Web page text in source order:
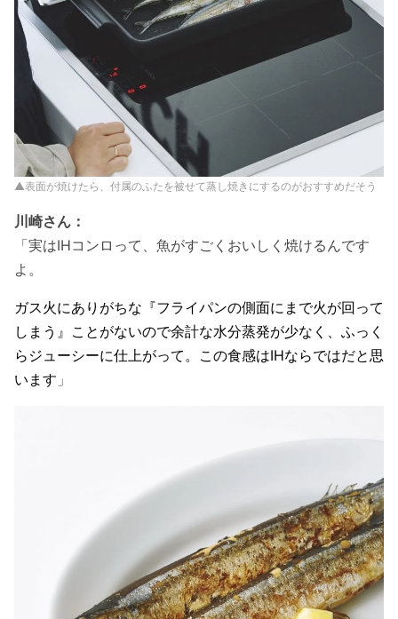
▲表面が焼けたら、付属のふたを被せて蒸し焼きにするのがおすすめだそう
川崎さん：
「実はIHコンロって、魚がすごくおいしく焼けるんです
よ。
ガス火にありがちな『フライパンの側面にまで火が回って
しまう』ことがないので余計な水分蒸発が少なく、ふっく
らジューシーに仕上がって。この食感はIHならではだと思
います 」